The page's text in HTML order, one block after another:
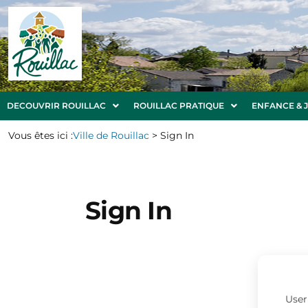
DECOUVRIR ROUILLAC ROUILLAC PRATIQUE ENFANCE &
Vous êtes ici :Ville de Rouillac > Sign In
Sign In